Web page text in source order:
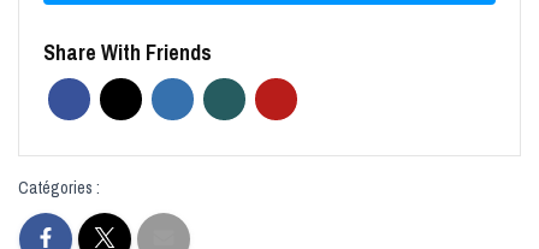
Share With Friends
Catégories :